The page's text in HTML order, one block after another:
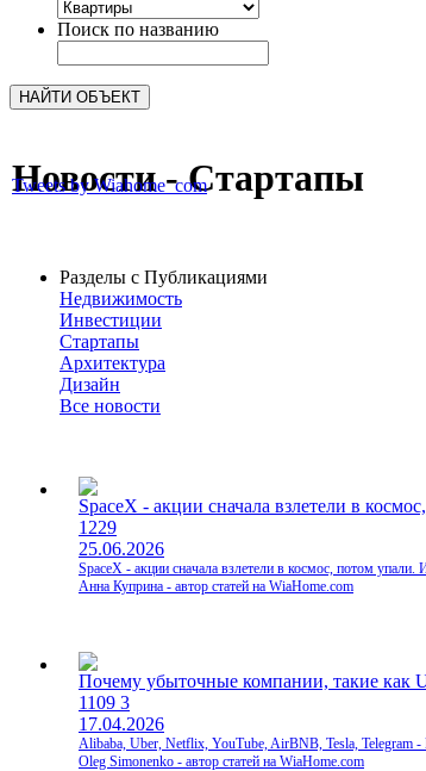
Поиск по названию
Tweets by Wiahome_com
Новости - Стартапы
Разделы с Публикациями
Недвижимость
Инвестиции
Стартапы
Архитектура
Дизайн
Все новости
SpaceX - акции сначала взлетели в
1229
25.06.2026
SpaceX - акции сначала взлетели в космос, потом упали.
Анна Куприна - автор статей на WiaHome.com
Почему убыточные компании, такие как
1109 3
17.04.2026
Alibaba, Uber, Netflix, YouTube, AirBNB, Tesla, Telegram
Oleg Simonenko - автор статей на WiaHome.com